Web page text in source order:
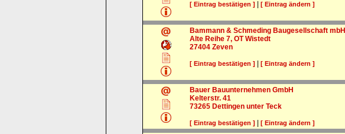
[ Eintrag bestätigen ] [ Eintrag ändern ]
Bammann & Schmeding Baugesellschaft mbH
Alte Reihe 7, OT Wistedt
27404 Zeven
[ Eintrag bestätigen ] [ Eintrag ändern ]
Bauer Bauunternehmen GmbH
Kelterstr. 41
73265 Dettingen unter Teck
[ Eintrag bestätigen ] [ Eintrag ändern ]